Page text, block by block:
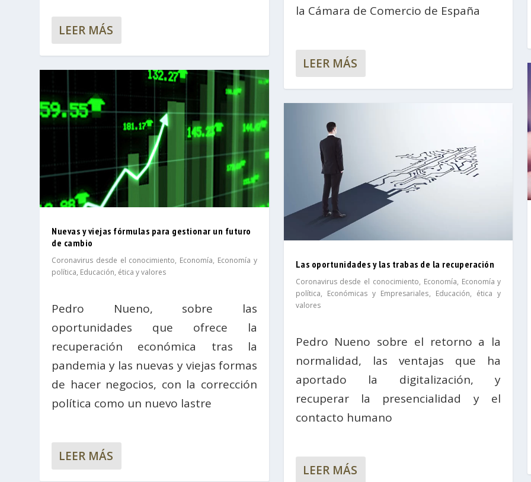
LEER MÁS
Nuevas y viejas fórmulas para gestionar un futuro
de cambio
Coronavirus desde el conocimiento, Economía, Economía y
política, Educación, ética y valores
Pedro Nueno, sobre las
oportunidades que ofrece la
recuperación económica tras la
pandemia y las nuevas y viejas formas
de hacer negocios, con la corrección
política como un nuevo lastre
LEER MÁS
la Cámara de Comercio de España
LEER MÁS
Las oportunidades y las trabas de la recuperación
Coronavirus desde el conocimiento, Economía, Economía y
política, Económicas y Empresariales, Educación, ética y
valores
Pedro Nueno sobre el retorno a la
normalidad, las ventajas que ha
aportado la digitalización, y
recuperar la presencialidad y el
contacto humano
LEER MÁS